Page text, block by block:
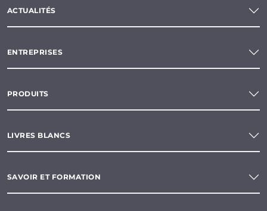
ACTUALITÉS
ENTREPRISES
PRODUITS
LIVRES BLANCS
SAVOIR ET FORMATION